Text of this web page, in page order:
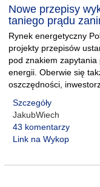
Nowe przepisy
taniego prądu
Rynek energetyczny
projekty przepisów
pod znakiem zapytania
energii. Oberwie się
oszczędności,
Szczegóły
JakubWiech
43 komentarzy
Link na Wykop